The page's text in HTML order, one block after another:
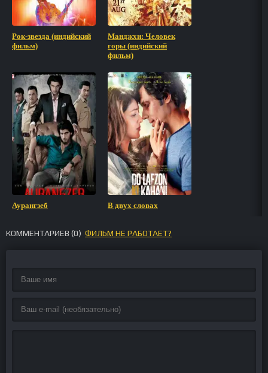
Рок-звезда (индийский
фильм)
Манджхи: Человек
горы (индийский
фильм)
Аурангзеб В двух словах
КОММЕНТАРИЕВ (0) ФИЛЬМ НЕ РАБОТАЕТ?